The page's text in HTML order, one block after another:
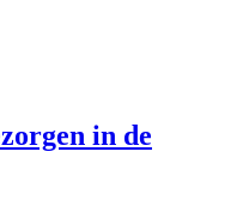
in de